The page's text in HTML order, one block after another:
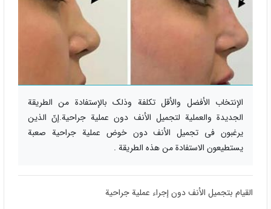
الإنتخاب الأفضل والأقل تکلفة وذلک بالإستفادة من الطریقة
الجدیدة والعملیة لتجمیل الأنف دون عملیة جراحیة.إنّ الذین
یرغبون في تجمیل الأنف دون خوض عملیة جراحیة صعبة
یستطیعون الاستفادة من هذه الطریقة .
القیام بتجمیل الأنف دون إجراء عملیة جراحیة